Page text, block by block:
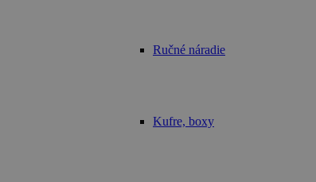
Ručné náradie
Kufre, boxy